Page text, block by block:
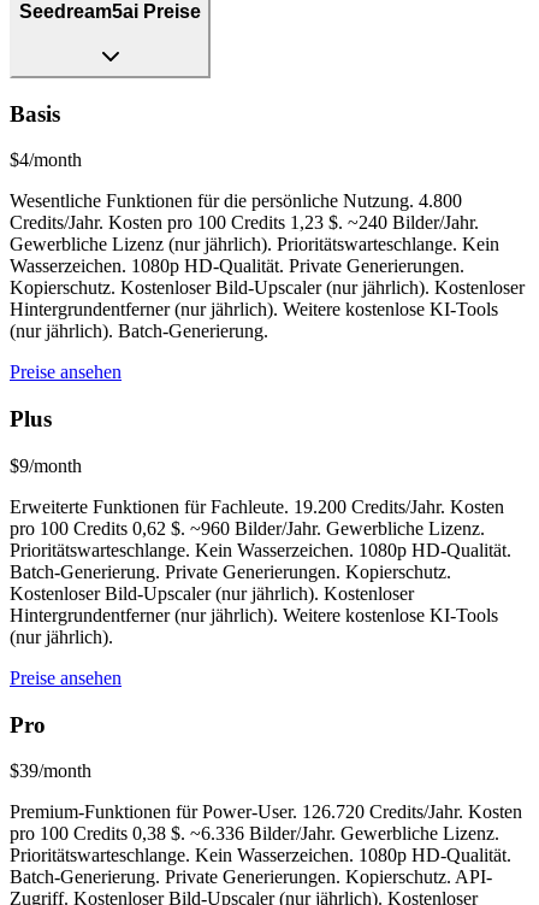
Seedream5ai Preise
Basis
$4/month
Wesentliche Funktionen für die persönliche Nutzung. 4.800
Credits/Jahr. Kosten pro 100 Credits 1,23 $. ~240 Bilder/Jahr.
Gewerbliche Lizenz (nur jährlich). Prioritätswarteschlange. Kein
Wasserzeichen. 1080p HD-Qualität. Private Generierungen.
Kopierschutz. Kostenloser Bild-Upscaler (nur jährlich). Kostenloser
Hintergrundentferner (nur jährlich). Weitere kostenlose KI-Tools
(nur jährlich). Batch-Generierung.
Preise ansehen
Plus
$9/month
Erweiterte Funktionen für Fachleute. 19.200 Credits/Jahr. Kosten
pro 100 Credits 0,62 $. ~960 Bilder/Jahr. Gewerbliche Lizenz.
Prioritätswarteschlange. Kein Wasserzeichen. 1080p HD-Qualität.
Batch-Generierung. Private Generierungen. Kopierschutz.
Kostenloser Bild-Upscaler (nur jährlich). Kostenloser
Hintergrundentferner (nur jährlich). Weitere kostenlose KI-Tools
(nur jährlich).
Preise ansehen
Pro
$39/month
Premium-Funktionen für Power-User. 126.720 Credits/Jahr. Kosten
pro 100 Credits 0,38 $. ~6.336 Bilder/Jahr. Gewerbliche Lizenz.
Prioritätswarteschlange. Kein Wasserzeichen. 1080p HD-Qualität.
Batch-Generierung. Private Generierungen. Kopierschutz. API-
Zugriff. Kostenloser Bild-Upscaler (nur jährlich). Kostenloser